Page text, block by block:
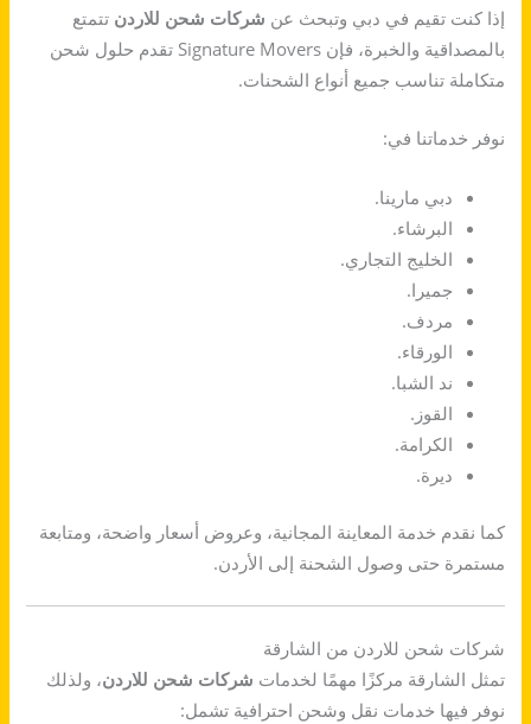
إذا كنت تقيم في دبي وتبحث عن شركات شحن للاردن تتمتع
بالمصداقية والخبرة، فإن Signature Movers تقدم حلول شحن
متكاملة تناسب جميع أنواع الشحنات.
نوفر خدماتنا في:
دبي مارينا.
البرشاء.
الخليج التجاري.
جميرا.
مردف.
الورقاء.
ند الشبا.
القوز.
الكرامة.
ديرة.
كما نقدم خدمة المعاينة المجانية، وعروض أسعار واضحة، ومتابعة
مستمرة حتى وصول الشحنة إلى الأردن.
شركات شحن للاردن من الشارقة
تمثل الشارقة مركزًا مهمًا لخدمات شركات شحن للاردن، ولذلك
نوفر فيها خدمات نقل وشحن احترافية تشمل: